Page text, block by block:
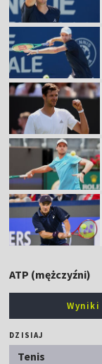
ATP (mężczyźni)
Wyniki
DZISIAJ
Tenis